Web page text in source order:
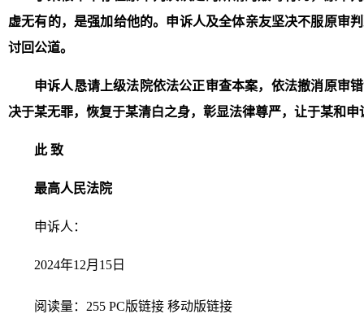
虚无有的，是强加给他的。申诉人及全体亲友坚决不服原审
讨回公道。
申诉人恳请上级法院依法公正审查本案，依法撤消原审
决于某无罪，恢复于某清白之身，彰显法律尊严，让于某和
此 致
最高人民法院
申诉人：
2024年12月15日
阅读量：255 PC版链接 移动版链接